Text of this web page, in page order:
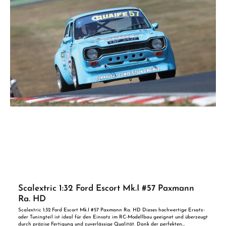
Scalextric 1:32 Ford Escort Mk.I #57 Paxmann
Ra. HD
Scalextric 1:32 Ford Escort Mk.I #57 Paxmann Ra. HD Dieses hochwertige Ersatz-
oder Tuningteil ist ideal für den Einsatz im RC-Modellbau geeignet und überzeugt
durch präzise Fertigung und zuverlässige Qualität. Dank der perfekten